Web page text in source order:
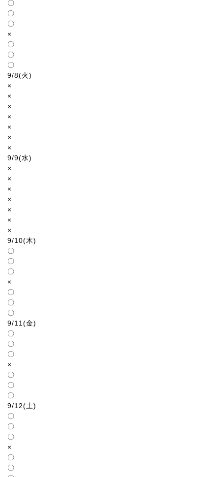
〇
〇
〇
×
〇
〇
〇
9/8(火)
×
×
×
×
×
×
×
9/9(水)
×
×
×
×
×
×
×
9/10(木)
〇
〇
〇
×
〇
〇
〇
9/11(金)
〇
〇
〇
×
〇
〇
〇
9/12(土)
〇
〇
〇
×
〇
〇